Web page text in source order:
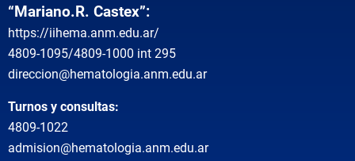
“Mariano.R. Castex”:
https://iihema.anm.edu.ar/
4809-1095/4809-1000 int 295
direccion@hematologia.anm.edu.ar
Turnos y consultas:
4809-1022
admision@hematologia.anm.edu.ar